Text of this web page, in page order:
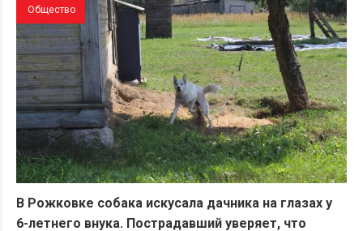
Общество
В Рожковке собака искусала дачника на глазах у
6-летнего внука. Пострадавший уверяет, что